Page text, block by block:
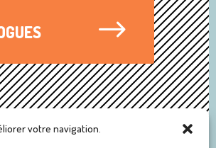
votre navigation.
$